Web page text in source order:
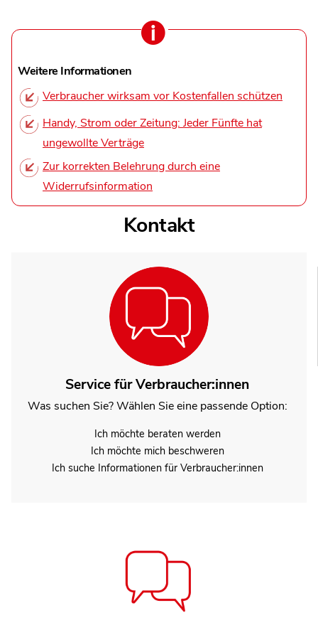
Weitere Informationen
Verbraucher wirksam vor Kostenfallen schützen
Handy, Strom oder Zeitung: Jeder Fünfte hat
ungewollte Verträge
Zur korrekten Belehrung durch eine
Widerrufsinformation
Kontakt
Service für Verbraucher:innen
Was suchen Sie? Wählen Sie eine passende Option:
Ich möchte beraten werden
Ich möchte mich beschweren
Ich suche Informationen für Verbraucher:innen